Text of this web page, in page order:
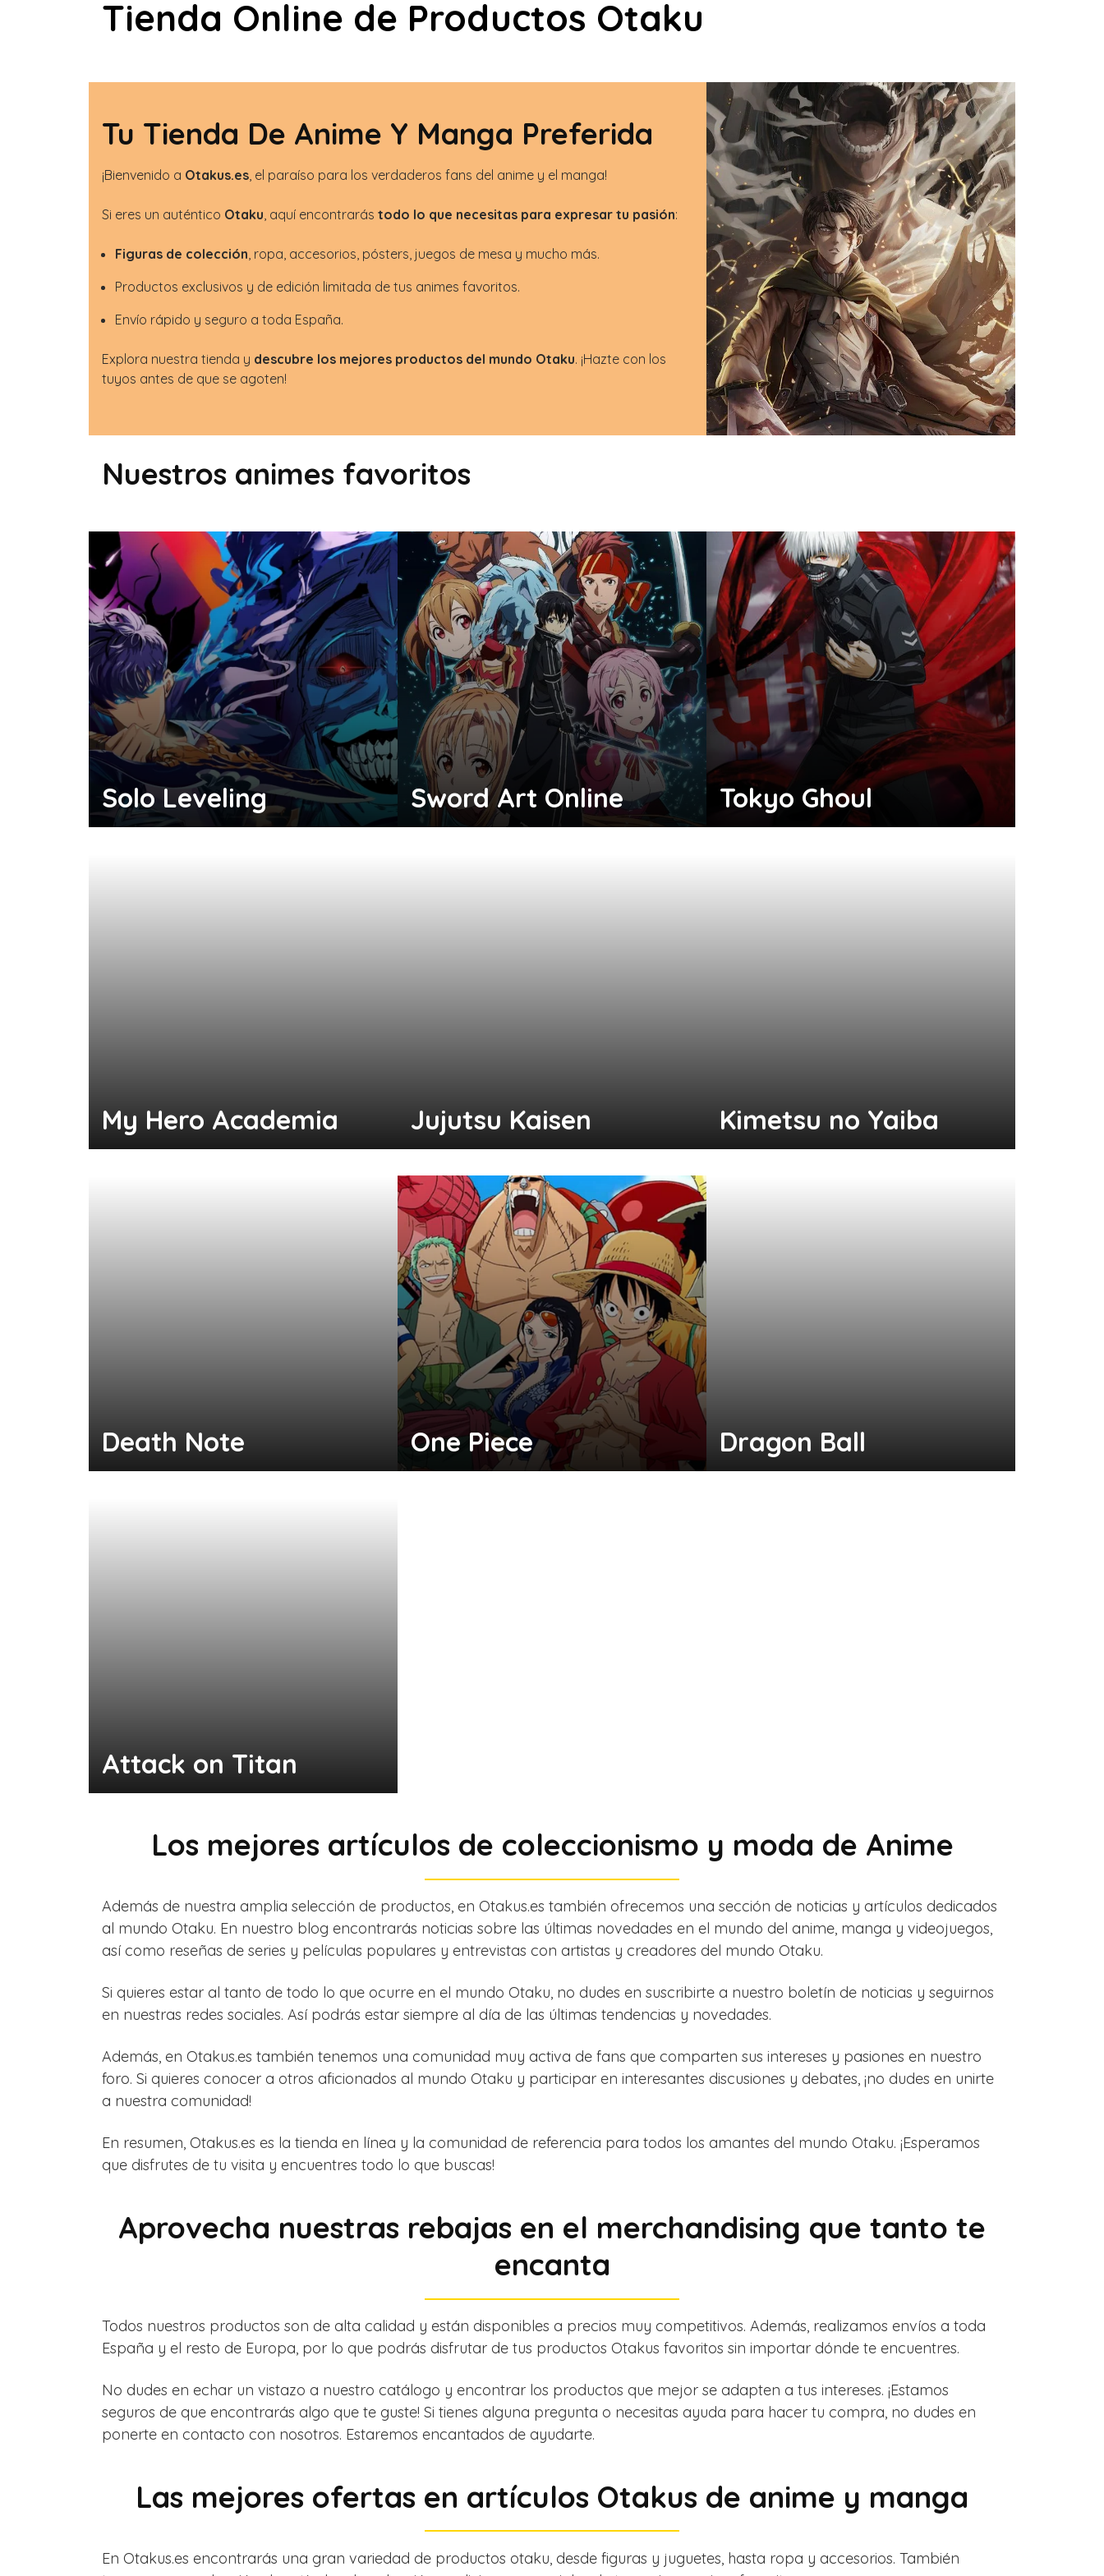
Tienda Online de Productos Otaku
Tu Tienda De Anime Y Manga Preferida
¡Bienvenido a Otakus.es, el paraíso para los verdaderos fans del anime y el manga!
Si eres un auténtico Otaku, aquí encontrarás todo lo que necesitas para expresar tu pasión:
Figuras de colección, ropa, accesorios, pósters, juegos de mesa y mucho más.
Productos exclusivos y de edición limitada de tus animes favoritos.
Envío rápido y seguro a toda España.
Explora nuestra tienda y descubre los mejores productos del mundo Otaku. ¡Hazte con los
tuyos antes de que se agoten!
Nuestros animes favoritos
Solo Leveling Sword Art Online Tokyo Ghoul
My Hero Academia Jujutsu Kaisen Kimetsu no Yaiba
Death Note One Piece Dragon Ball
Attack on Titan
Los mejores artículos de coleccionismo y moda de Anime
Además de nuestra amplia selección de productos, en Otakus.es también ofrecemos una sección de noticias y artículos dedicados
al mundo Otaku. En nuestro blog encontrarás noticias sobre las últimas novedades en el mundo del anime, manga y videojuegos,
así como reseñas de series y películas populares y entrevistas con artistas y creadores del mundo Otaku.
Si quieres estar al tanto de todo lo que ocurre en el mundo Otaku, no dudes en suscribirte a nuestro boletín de noticias y seguirnos
en nuestras redes sociales. Así podrás estar siempre al día de las últimas tendencias y novedades.
Además, en Otakus.es también tenemos una comunidad muy activa de fans que comparten sus intereses y pasiones en nuestro
foro. Si quieres conocer a otros aficionados al mundo Otaku y participar en interesantes discusiones y debates, ¡no dudes en unirte
a nuestra comunidad!
En resumen, Otakus.es es la tienda en línea y la comunidad de referencia para todos los amantes del mundo Otaku. ¡Esperamos
que disfrutes de tu visita y encuentres todo lo que buscas!
Aprovecha nuestras rebajas en el merchandising que tanto te
encanta
Todos nuestros productos son de alta calidad y están disponibles a precios muy competitivos. Además, realizamos envíos a toda
España y el resto de Europa, por lo que podrás disfrutar de tus productos Otakus favoritos sin importar dónde te encuentres.
No dudes en echar un vistazo a nuestro catálogo y encontrar los productos que mejor se adapten a tus intereses. ¡Estamos
seguros de que encontrarás algo que te guste! Si tienes alguna pregunta o necesitas ayuda para hacer tu compra, no dudes en
ponerte en contacto con nosotros. Estaremos encantados de ayudarte.
Las mejores ofertas en artículos Otakus de anime y manga
En Otakus.es encontrarás una gran variedad de productos otaku, desde figuras y juguetes, hasta ropa y accesorios. También